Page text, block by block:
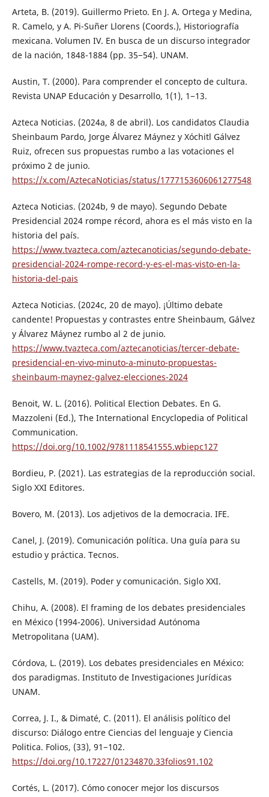
Arteta, B. (2019). Guillermo Prieto. En J. A. Ortega y Medina,
R. Camelo, y A. Pi-Suñer Llorens (Coords.), Historiografía
mexicana. Volumen IV. En busca de un discurso integrador
de la nación, 1848-1884 (pp. 35−54). UNAM.
Austin, T. (2000). Para comprender el concepto de cultura.
Revista UNAP Educación y Desarrollo, 1(1), 1−13.
Azteca Noticias. (2024a, 8 de abril). Los candidatos Claudia
Sheinbaum Pardo, Jorge Álvarez Máynez y Xóchitl Gálvez
Ruiz, ofrecen sus propuestas rumbo a las votaciones el
próximo 2 de junio.
https://x.com/AztecaNoticias/status/1777153606061277548
Azteca Noticias. (2024b, 9 de mayo). Segundo Debate
Presidencial 2024 rompe récord, ahora es el más visto en la
historia del país.
https://www.tvazteca.com/aztecanoticias/segundo-debate-
presidencial-2024-rompe-record-y-es-el-mas-visto-en-la-
historia-del-pais
Azteca Noticias. (2024c, 20 de mayo). ¡Último debate
candente! Propuestas y contrastes entre Sheinbaum, Gálvez
y Álvarez Máynez rumbo al 2 de junio.
https://www.tvazteca.com/aztecanoticias/tercer-debate-
presidencial-en-vivo-minuto-a-minuto-propuestas-
sheinbaum-maynez-galvez-elecciones-2024
Benoit, W. L. (2016). Political Election Debates. En G.
Mazzoleni (Ed.), The International Encyclopedia of Political
Communication.
https://doi.org/10.1002/9781118541555.wbiepc127
Bordieu, P. (2021). Las estrategias de la reproducción social.
Siglo XXI Editores.
Bovero, M. (2013). Los adjetivos de la democracia. IFE.
Canel, J. (2019). Comunicación política. Una guía para su
estudio y práctica. Tecnos.
Castells, M. (2019). Poder y comunicación. Siglo XXI.
Chihu, A. (2008). El framing de los debates presidenciales
en México (1994-2006). Universidad Autónoma
Metropolitana (UAM).
Córdova, L. (2019). Los debates presidenciales en México:
dos paradigmas. Instituto de Investigaciones Jurídicas
UNAM.
Correa, J. I., & Dimaté, C. (2011). El análisis político del
discurso: Diálogo entre Ciencias del lenguaje y Ciencia
Politica. Folios, (33), 91−102.
https://doi.org/10.17227/01234870.33folios91.102
Cortés, L. (2017). Cómo conocer mejor los discursos